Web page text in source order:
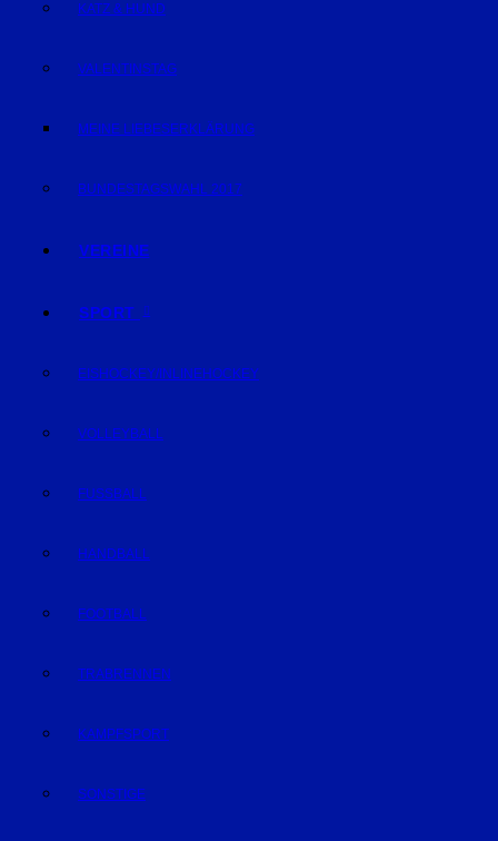
KATZ & HUND
VALENTINSTAG
MEINE LIEBESERKLÄRUNG
BUNDESTAGSWAHL 2017
VEREINE
SPORT
EISHOCKEY/INLINEHOCKEY
VOLLEYBALL
FUSSBALL
HANDBALL
FOOTBALL
TRABRENNEN
KAMPFSPORT
SONSTIGE